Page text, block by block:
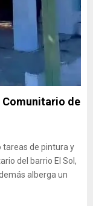
de
tareas de pintura y
del barrio El Sol,
alberga un